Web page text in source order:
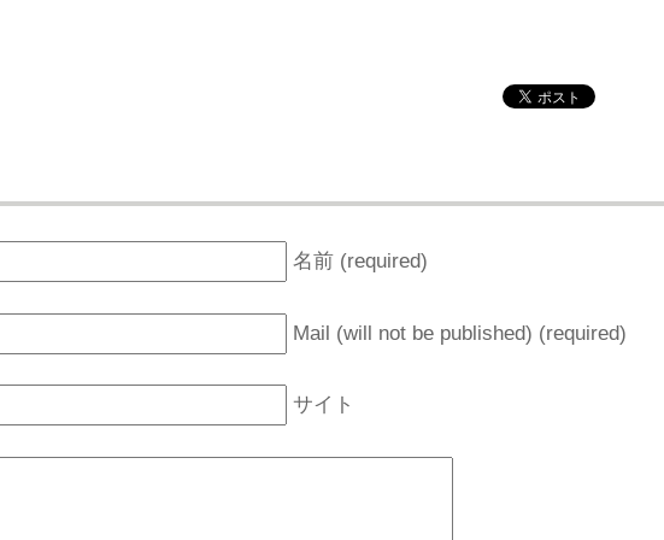
名前 (required)
Mail (will not be published) (required)
サイト